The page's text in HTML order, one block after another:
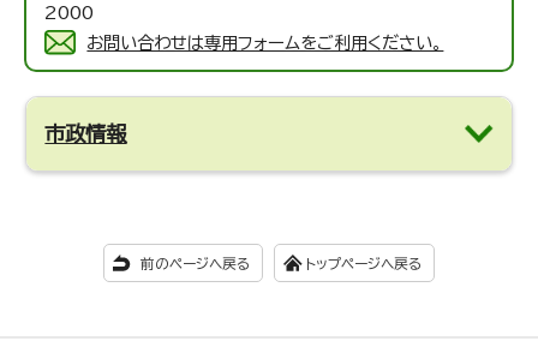
2000
お問い合わせは専用フォームをご利用ください。
市政情報
前のページへ戻る トップページへ戻る